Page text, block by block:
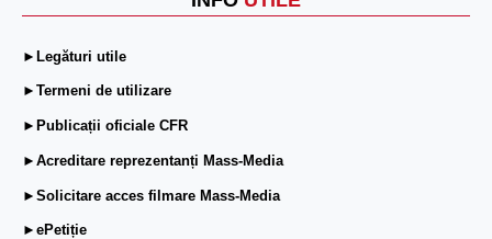
►Legături utile
►Termeni de utilizare
►Publicații oficiale CFR
►Acreditare reprezentanți Mass-Media
►Solicitare acces filmare Mass-Media
►ePetiție